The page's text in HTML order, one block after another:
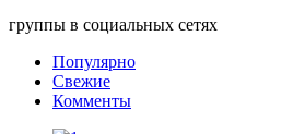
группы в социальных сетях
Популярно
Свежие
Комменты